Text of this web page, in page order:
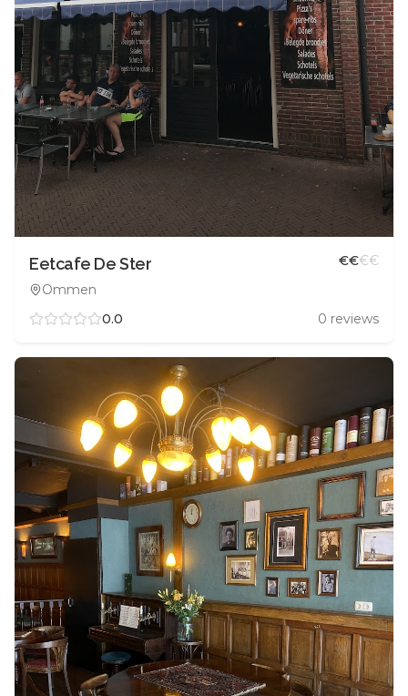
Eetcafe De Ster
Ommen
€€€€
0.0 0 reviews